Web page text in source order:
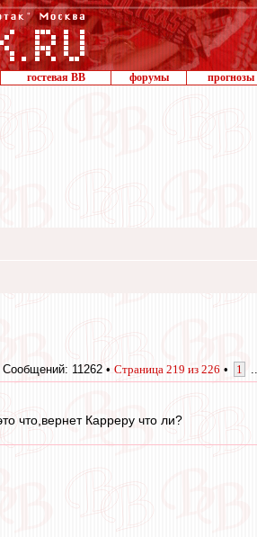
гостевая ВВ форумы прогнозы
Сообщений: 11262 • Страница 219 из 226 • 1
что,вернет Карреру что ли?